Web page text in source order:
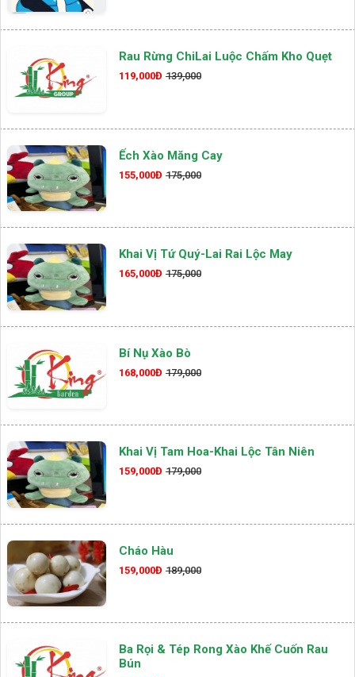
Rau Rừng ChiLai Luộc Chấm Kho Quẹt
119,000Đ 139,000
Ếch Xào Măng Cay
155,000Đ 175,000
Khai Vị Tứ Quý-Lai Rai Lộc May
165,000Đ 175,000
Bí Nụ Xào Bò
168,000Đ 179,000
Khai Vị Tam Hoa-Khai Lộc Tân Niên
159,000Đ 179,000
Cháo Hàu
159,000Đ 189,000
Ba Rọi & Tép Rong Xào Khế Cuốn Rau
Bún